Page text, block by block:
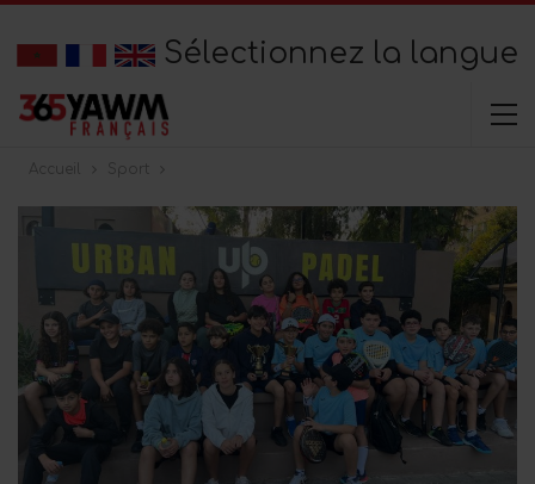
Sélectionnez la langue
Accueil Sport